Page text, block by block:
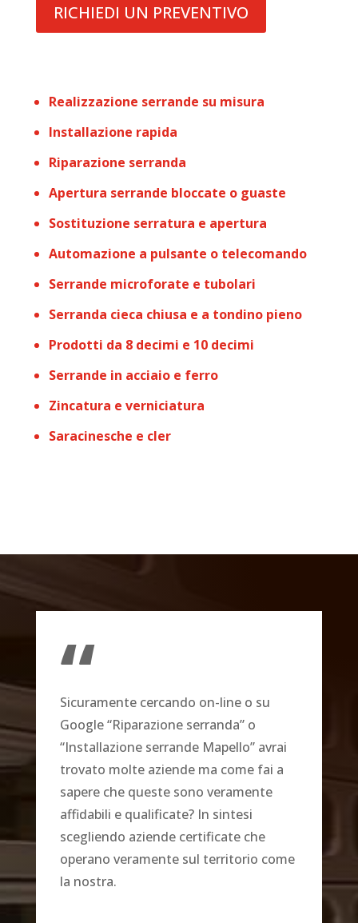
RICHIEDI UN PREVENTIVO
Realizzazione serrande su misura
Installazione rapida
Riparazione serranda
Apertura serrande bloccate o guaste
Sostituzione serratura e apertura
Automazione a pulsante o telecomando
Serrande microforate e tubolari
Serranda cieca chiusa e a tondino pieno
Prodotti da 8 decimi e 10 decimi
Serrande in acciaio e ferro
Zincatura e verniciatura
Saracinesche e cler
“
Sicuramente cercando on-line o su
Google “Riparazione serranda” o
“Installazione serrande Mapello” avrai
trovato molte aziende ma come fai a
sapere che queste sono veramente
affidabili e qualificate? In sintesi
scegliendo aziende certificate che
operano veramente sul territorio come
la nostra.